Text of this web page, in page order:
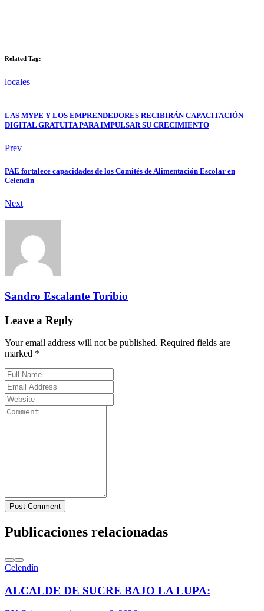
Related Tag:
locales
LAS MYPE Y LOS EMPRENDEDORES RECIBIRÁN CAPACITACIÓN
DIGITAL GRATUITA PARA IMPULSAR SU CRECIMIENTO
Prev
PAE fortalece capacidades de los Comités de Alimentación Escolar en
Celendín
Next
Sandro Escalante Toribio
Leave a Reply
Your email address will not be published. Required fields are
marked *
Post Comment
Publicaciones relacionadas
Celendín
ALCALDE DE SUCRE BAJO LA LUPA: